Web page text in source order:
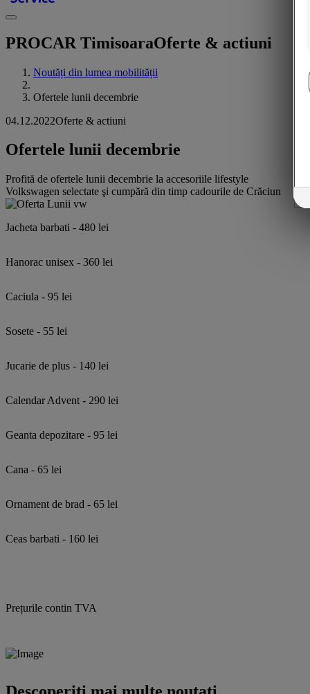
PROCAR TimisoaraOferte & actiuni
Noutăți din lumea mobilității
Ofertele lunii decembrie
04.12.2022Oferte & actiuni
Ofertele lunii decembrie
Profită de ofertele lunii decembrie la accesoriile lifestyle
Volkswagen selectate şi cumpără din timp cadourile de Crăciun
Jacheta barbati - 480 lei
Hanorac unisex - 360 lei
Caciula - 95 lei
Sosete - 55 lei
Jucarie de plus - 140 lei
Calendar Advent - 290 lei
Geanta depozitare - 95 lei
Cana - 65 lei
Ornament de brad - 65 lei
Ceas barbati - 160 lei
Prețurile contin TVA